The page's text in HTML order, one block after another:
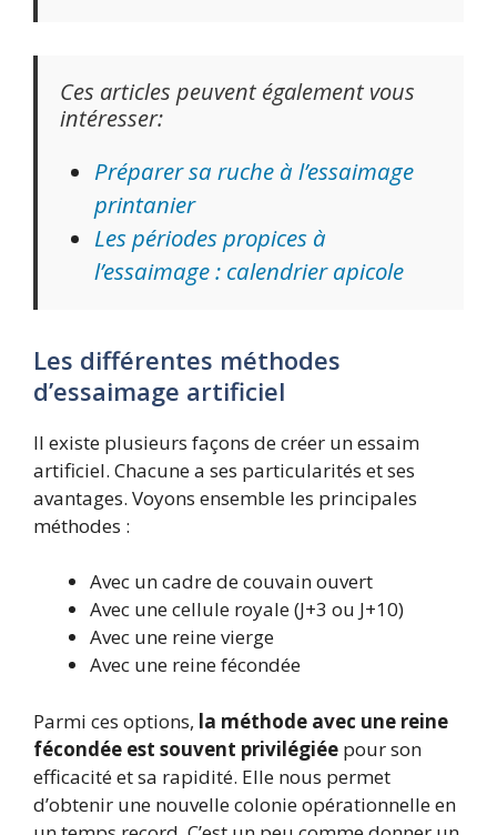
Ces articles peuvent également vous
intéresser:
Préparer sa ruche à l’essaimage
printanier
Les périodes propices à
l’essaimage : calendrier apicole
Les différentes méthodes
d’essaimage artificiel
Il existe plusieurs façons de créer un essaim
artificiel. Chacune a ses particularités et ses
avantages. Voyons ensemble les principales
méthodes :
Avec un cadre de couvain ouvert
Avec une cellule royale (J+3 ou J+10)
Avec une reine vierge
Avec une reine fécondée
Parmi ces options, la méthode avec une reine
fécondée est souvent privilégiée pour son
efficacité et sa rapidité. Elle nous permet
d’obtenir une nouvelle colonie opérationnelle en